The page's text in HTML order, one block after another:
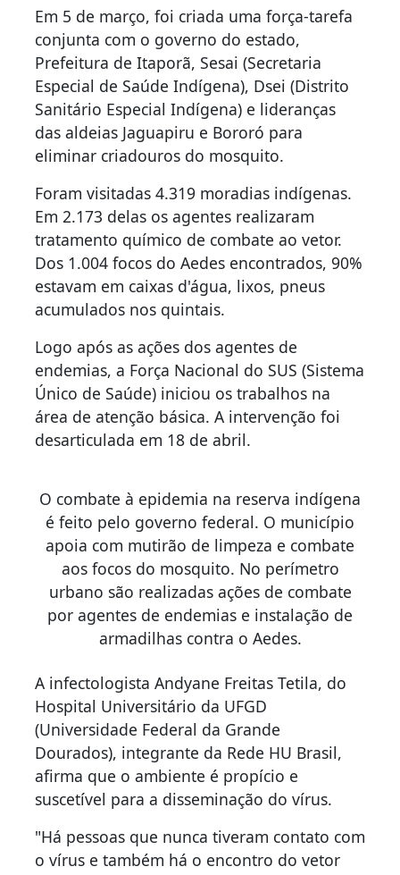
Em 5 de março, foi criada uma força-tarefa
conjunta com o governo do estado,
Prefeitura de Itaporã, Sesai (Secretaria
Especial de Saúde Indígena), Dsei (Distrito
Sanitário Especial Indígena) e lideranças
das aldeias Jaguapiru e Bororó para
eliminar criadouros do mosquito.
Foram visitadas 4.319 moradias indígenas.
Em 2.173 delas os agentes realizaram
tratamento químico de combate ao vetor.
Dos 1.004 focos do Aedes encontrados, 90%
estavam em caixas d'água, lixos, pneus
acumulados nos quintais.
Logo após as ações dos agentes de
endemias, a Força Nacional do SUS (Sistema
Único de Saúde) iniciou os trabalhos na
área de atenção básica. A intervenção foi
desarticulada em 18 de abril.
O combate à epidemia na reserva indígena
é feito pelo governo federal. O município
apoia com mutirão de limpeza e combate
aos focos do mosquito. No perímetro
urbano são realizadas ações de combate
por agentes de endemias e instalação de
armadilhas contra o Aedes.
A infectologista Andyane Freitas Tetila, do
Hospital Universitário da UFGD
(Universidade Federal da Grande
Dourados), integrante da Rede HU Brasil,
afirma que o ambiente é propício e
suscetível para a disseminação do vírus.
"Há pessoas que nunca tiveram contato com
o vírus e também há o encontro do vetor